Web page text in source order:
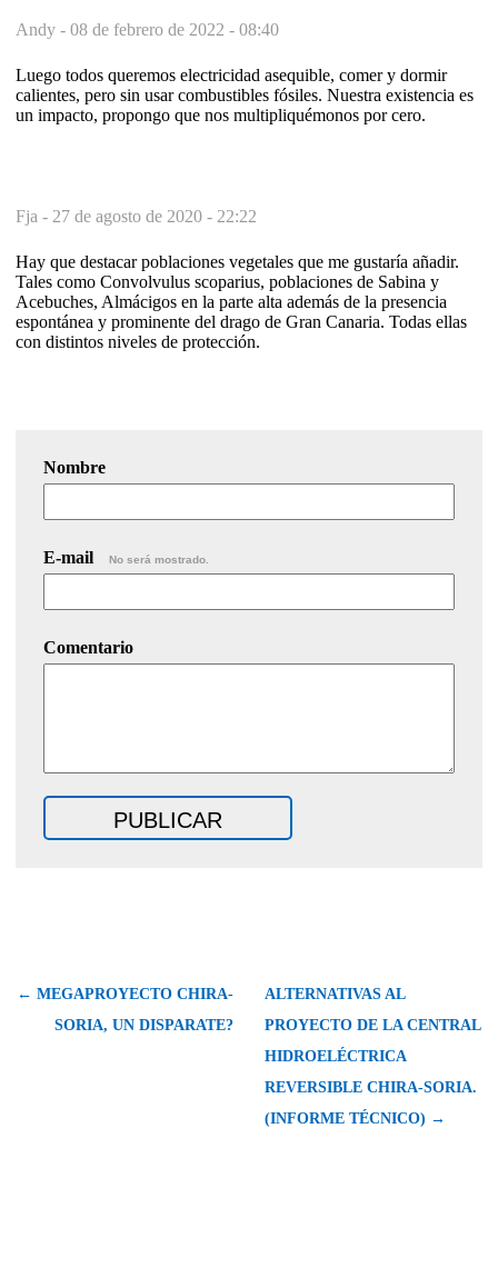
Andy - 08 de febrero de 2022 - 08:40
Luego todos queremos electricidad asequible, comer y dormir
calientes, pero sin usar combustibles fósiles. Nuestra existencia es
un impacto, propongo que nos multipliquémonos por cero.
Fja - 27 de agosto de 2020 - 22:22
Hay que destacar poblaciones vegetales que me gustaría añadir.
Tales como Convolvulus scoparius, poblaciones de Sabina y
Acebuches, Almácigos en la parte alta además de la presencia
espontánea y prominente del drago de Gran Canaria. Todas ellas
con distintos niveles de protección.
Nombre
E-mail No será mostrado.
Comentario
← MEGAPROYECTO CHIRA-
SORIA, UN DISPARATE?
ALTERNATIVAS AL
PROYECTO DE LA CENTRAL
HIDROELÉCTRICA
REVERSIBLE CHIRA-SORIA.
(INFORME TÉCNICO) →